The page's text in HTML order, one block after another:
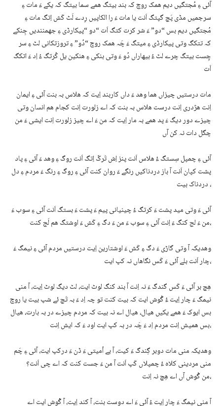
آئی ءِ مُجتگیں دیم ھمک روچ کہ بند بیتگ ھمے سما بیتگ کہ یکے ءَ مات ءِ
سرجمیں مڈی پَچ گپتگ اَنت یا مات ءَ را الکاپیں رِدے لَٹ کَش اِتگ مات ءِ
مُجتگیں دیم بس “دو” ءَ شر کرت کتگ اَت “دو “پیکارڈی ءِ جھمنندیں جِنکے
کہ تتکگ وتی پیکارڈی ءِ میتگ ءَ چَہ ھمک روچ “دُو” ءِ تروزتکانی لٹ ءِ سر
چِست بیتگ چرے لٹ ءُ بیھاراں دُو ءَ وتی بنکی ءِ ھنکین یل کُرتگ ءُ اِد ءَ اتکگ
اَت
مات درستیں چیزاں ھما وھد ءَ داں کاربند اِیت کہ ھلاس بہ بنت آئی ءِ ایمان
اِنت ھژدری اِنت درست ھلاس بہ بنت کہ اے زلورت اِنت کجام ھم انسان وتی
چیزے دور دیگ ءَ پد ھمے بہ مار اِیت کہ من ءَ اے چیز زلورت اِنت ایشی ءَ من
چگل دات نہ کن آں
آئی ءِ چمپل سِستگ ءُ ھلاس اَنت پنز اِش تَرکّ اِتگ اَنت روگ ءِ وھد ءَ آئی ءِ پاد
پشت کپان اَنت آ باز دردناکیں رنگے ءَ روان کنت آئی ءِ روگ ءِ رنگ ءَ مردم ءِ دل
دردناک بیت ،
آئی ءَ وتی مید پشت ءَ کرتگ ءُ چینیانی پیم ءَ پشت ءَ بستگ اَنت آئی ءِ سوب ءَ
من ءَ لج کنگ ءَ اِنت آئی ءِ سوب ءَ من ءَ دگ ءِ کَش ءَ اوشتگ ھم لَج کنت،
وھدیکہ آ وتی گاڑی ءَ دگ ءِ کَش ءَ اوشتارین اِیت درستیں مردم آئی ءِ نیمگ ءَ
چار اَنت بلے آئی ءَ کَس نگاھاں نہ کپ ایت،
ھِچ بر آئی ءَ کَس گندگ ءَ نہ اِنت آ بند کنگ لوٹ ایت، لٹ دیگ لوٹ اِیت، آ منی
نیمگ ءَ چار اِیت ءُ گْوش ایت کہ بیت کنت تو چہ اِد ءَ بہ تَچ ئے شپ بیت یا روچ
بس ایوک ءَ ھمے یکیں ھیال، ھیال اے نہ بیت کہ مردم چیزے در بہ بارت، ھیال
بس ھمیش اِنت مردم اِد ءَ چَہ در بہ کپ ایت اود ءَ کہ ایش اِنت،
وھدیکہ منی مات دوبر گِندگ ءَ کیت، آ بے اُمیتی ءَ ڈن ءَ درکپ ایت، آئی ءِ چَم
منی مردینی کلاہ ءُ چمپلاں کَپ اَنت آ من ءَ جست کنت کہ اے چی اَنت؟
من گْوش آں اے ھِچ نہ اِنت،
آ منی نیمگ ءَ چار اِیت ءُ آئی ءَ اے دوست بنت، آ کند اِیت، آ گْوش ایت اے